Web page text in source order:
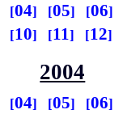
04 05
06
10 11 12
2004
04 05
06